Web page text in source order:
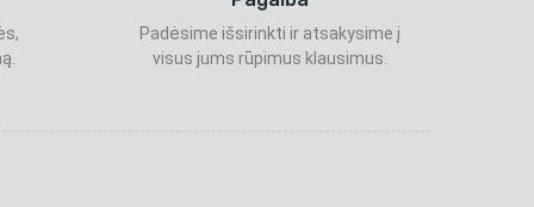
Padėsime išsirinkti ir atsakysime į
visus jums rūpimus klausimus.